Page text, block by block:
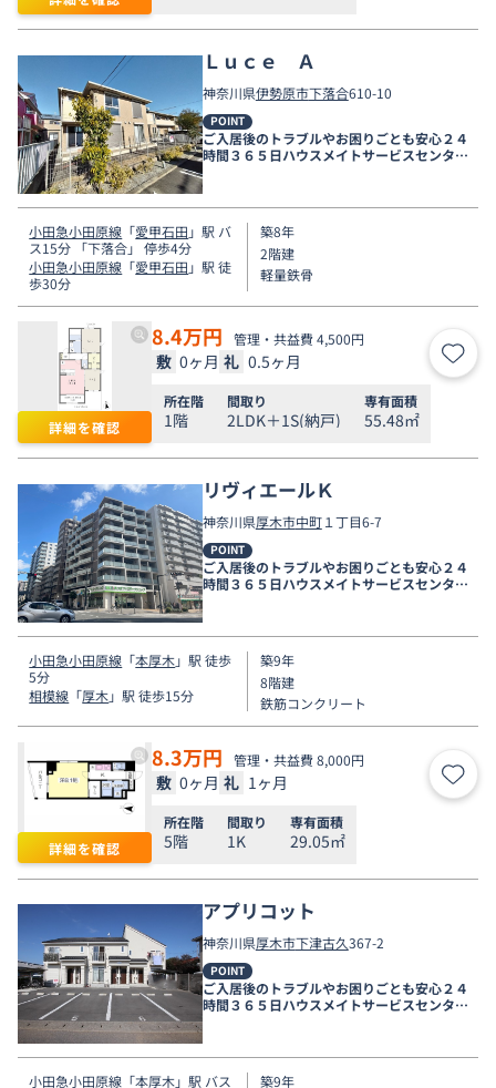
Ｌｕｃｅ Ａ
神奈川県伊勢原市下落合610-10
POINT
ご入居後のトラブルやお困りごとも安心２４
時間３６５日ハウスメイトサービスセンター
電話受付対応。
小田急小田原線 「愛甲石田 」駅 バ
ス15分 「下落合」 停歩4分
小田急小田原線 「愛甲石田 」駅 徒
歩30分
築8年
2階建
軽量鉄骨
詳細を確認
8.4万円 管理・共益費 4,500円
敷 0ヶ月 礼 0.5ヶ月 お気
所在階
1階
間取り
2LDK＋1S(納戸)
専有面積
55.48㎡
リヴィエールＫ
神奈川県厚木市中町１丁目6-7
POINT
ご入居後のトラブルやお困りごとも安心２４
時間３６５日ハウスメイトサービスセンター
電話受付対応。
小田急小田原線 「本厚木」駅 徒歩
5分
相模線 「厚木」駅 徒歩15分
築9年
8階建
鉄筋コンクリート
詳細を確認
8.3万円 管理・共益費 8,000円
敷 0ヶ月 礼 1ヶ月 お気
所在階
5階
間取り
1K
専有面積
29.05㎡
アプリコット
神奈川県厚木市下津古久367-2
POINT
ご入居後のトラブルやお困りごとも安心２４
時間３６５日ハウスメイトサービスセンター
電話受付対応。
小田急小田原線 「本厚木」駅 バス
築9年